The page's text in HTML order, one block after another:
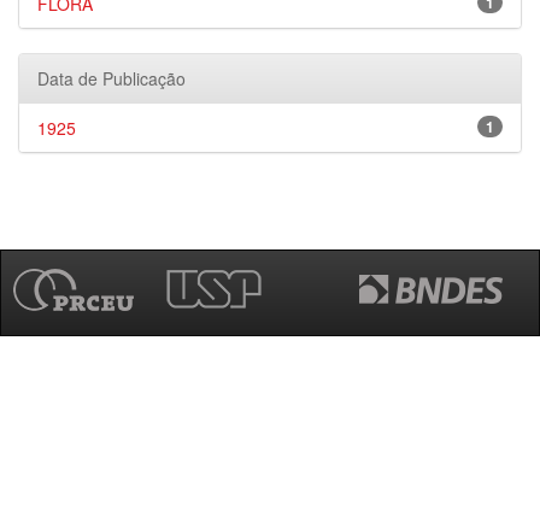
Data de Publicação
1
1925